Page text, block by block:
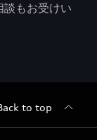
談もお受けい
to top